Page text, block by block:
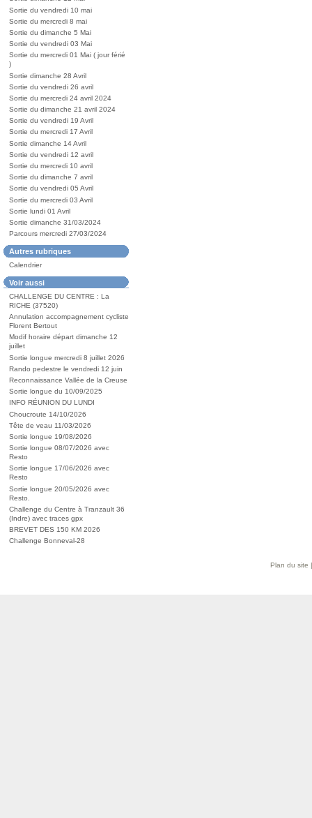
Sortie du vendredi 10 mai
Sortie du mercredi 8 mai
Sortie du dimanche 5 Mai
Sortie du vendredi 03 Mai
Sortie du mercredi 01 Mai ( jour férié
)
Sortie dimanche 28 Avril
Sortie du vendredi 26 avril
Sortie du mercredi 24 avril 2024
Sortie du dimanche 21 avril 2024
Sortie du vendredi 19 Avril
Sortie du mercredi 17 Avril
Sortie dimanche 14 Avril
Sortie du vendredi 12 avril
Sortie du mercredi 10 avril
Sortie du dimanche 7 avril
Sortie du vendredi 05 Avril
Sortie du mercredi 03 Avril
Sortie lundi 01 Avril
Sortie dimanche 31/03/2024
Parcours mercredi 27/03/2024
Autres rubriques
Calendrier
Voir aussi
CHALLENGE DU CENTRE : La
RICHE (37520)
Annulation accompagnement cycliste
Florent Bertout
Modif horaire départ dimanche 12
juillet
Sortie longue mercredi 8 juillet 2026
Rando pedestre le vendredi 12 juin
Reconnaissance Vallée de la Creuse
Sortie longue du 10/09/2025
INFO RÉUNION DU LUNDI
Choucroute 14/10/2026
Tête de veau 11/03/2026
Sortie longue 19/08/2026
Sortie longue 08/07/2026 avec
Resto
Sortie longue 17/06/2026 avec
Resto
Sortie longue 20/05/2026 avec
Resto.
Challenge du Centre à Tranzault 36
(Indre) avec traces gpx
BREVET DES 150 KM 2026
Challenge Bonneval-28
Plan du site